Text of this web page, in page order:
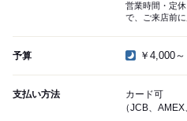
営業時間・定
で、ご来店前に
予算 ￥4,000
支払い方法
カード可
（JCB、AMEX